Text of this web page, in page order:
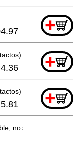
+
+
4.36
+
5.81
no se puede pedir